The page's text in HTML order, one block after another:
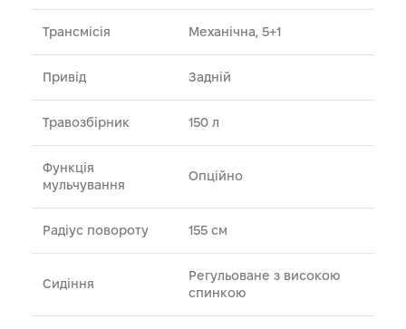
Трансмісія Механічна, 5+1
Привід Задній
Травозбірник 150 л
Функція
мульчування
Опційно
Радіус повороту 155 см
Сидіння
Регульоване з високою
спинкою